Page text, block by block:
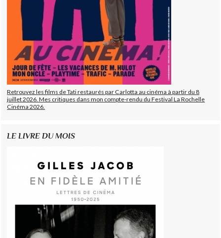
Retrouvez les films de Tati restaurés par Carlotta au cinéma à partir du 8
juillet 2026. Mes critiques dans mon compte-rendu du Festival La Rochelle
Cinéma 2026.
LE LIVRE DU MOIS